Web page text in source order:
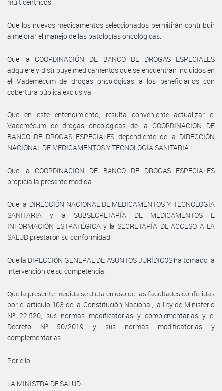
multicéntricos.
Que los nuevos medicamentos seleccionados permitirán contribuir
a mejorar el manejo de las patologías oncológicas.
Que la COORDINACIÓN DE BANCO DE DROGAS ESPECIALES
adquiere y distribuye medicamentos que se encuentran incluidos en
el Vademécum de drogas oncológicas a los beneficiarios con
cobertura pública exclusiva.
Que en este entendimiento, resulta conveniente actualizar el
Vademécum de drogas oncológicas de la COORDINACION DE
BANCO DE DROGAS ESPECIALES dependiente de la DIRECCIÓN
NACIONAL DE MEDICAMENTOS Y TECNOLOGÍA SANITARIA.
Que la COORDINACION DE BANCO DE DROGAS ESPECIALES
propicia la presente medida.
Que la DIRECCIÓN NACIONAL DE MEDICAMENTOS Y TECNOLOGÍA
SANITARIA y la SUBSECRETARÍA DE MEDICAMENTOS E
INFORMACIÓN ESTRATÉGICA y la SECRETARÍA DE ACCESO A LA
SALUD prestaron su conformidad.
Que la DIRECCIÓN GENERAL DE ASUNTOS JURÍDICOS ha tomado la
intervención de su competencia.
Que la presente medida se dicta en uso de las facultades conferidas
por el artículo 103 de la Constitución Nacional, la Ley de Ministerio
Nº 22.520, sus normas modificatorias y complementarias y el
Decreto Nº 50/2019 y sus normas modificatorias y
complementarias.
Por ello,
LA MINISTRA DE SALUD